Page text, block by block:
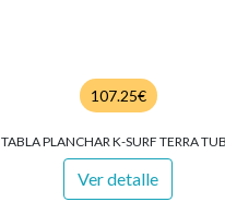
107.25€
TABLA PLANCHAR K-SURF TERRA
Ver detalle